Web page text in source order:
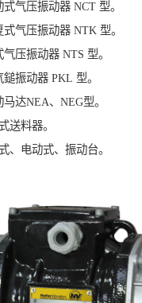
气压振动器 NCT 型。
气压振动器 NTK 型。
压振动器 NTS 型。
振动器 PKL 型。
达NEA、NEG型。
送料器。
、电动式、振动台。